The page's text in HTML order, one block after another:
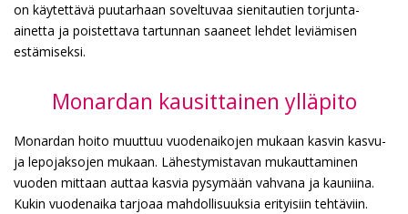
on käytettävä puutarhaan soveltuvaa sienitautien torjunta-
ainetta ja poistettava tartunnan saaneet lehdet leviämisen
estämiseksi.
Monardan kausittainen ylläpito
Monardan hoito muuttuu vuodenaikojen mukaan kasvin kasvu-
ja lepojaksojen mukaan. Lähestymistavan mukauttaminen
vuoden mittaan auttaa kasvia pysymään vahvana ja kauniina.
Kukin vuodenaika tarjoaa mahdollisuuksia erityisiin tehtäviin.